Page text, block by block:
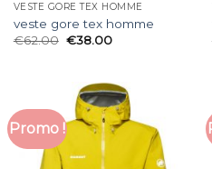
VESTE GORE TEX HOMME
veste gore tex homme
€62.00 €38.00
Promo !